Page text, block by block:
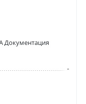
Документация
-